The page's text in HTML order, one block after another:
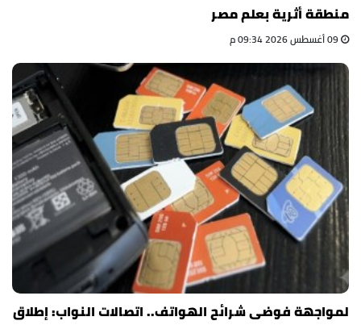
منطقة أثرية بعلم مصر
لمواجهة فوضى شرائح الهواتف.. اتصالات النواب: إطلاق